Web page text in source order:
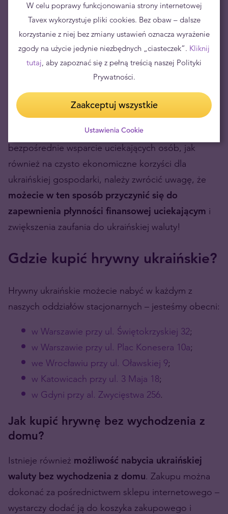
naszych wschodnich sąsiadów, a tym samym
wsparcia ukraińskiej gospodarki – w końcu na
turystyczny wyjazd za granicę będziecie
potrzebować lokalnej waluty, którą w tym
momencie możecie zakupić taniej niż kiedykolwiek
wcześniej.
Natomiast biorąc pod uwagę bardziej altruistyczne
pobudki, które mają przełożenie zarówno na
bezpośrednie wsparcie uciekających osób, jak
również na czysto ekonomiczne korzyści dla
ukraińskiej gospodarki, należy zwrócić uwagę, że
możecie w ten sposób przyczynić się do
zapewnienia płynności finansowej uciekającym i
zwiększenia zaufania do ukraińskiej waluty!
Gdzie kupić hrywny ukraińskie?
Hrywny ukraińskie możecie nabyć w każdym z
naszych oddziałów stacjonarnych – jesteśmy obecni:
w Warszawie przy ul. Świętokrzyskiej 32;
w Warszawie przy ul. Plac Konesera 10a;
we Wrocławiu przy ul. Oławskiej 9;
w Katowicach przy ul. 3 Maja 18;
w Gdyni przy al. Zwycięstwa 256.
Jak kupić hrywnę bez wychodzenia z
domu?
Istnieje również możliwość nabycia ukraińskiej
waluty bez wychodzenia z domu. Zakupu można
dokonać za pośrednictwem sklepu internetowego –
wystarczy dodać ją do koszyka zakupowego i
W celu poprawy funkcjonowania strony internetowej
Tavex wykorzystuje pliki cookies. Bez obaw – dalsze
korzystanie z niej bez zmiany ustawień oznacza wyrażenie
zgody na użycie jedynie niezbędnych „ciasteczek”. Kliknij
tutaj, aby zapoznać się z pełną treścią naszej Polityki
Prywatności.
Zaakceptuj wszystkie
Ustawienia Cookie